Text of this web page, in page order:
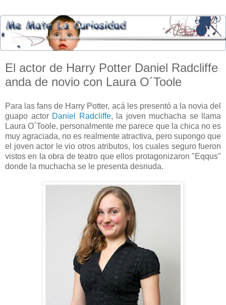
El actor de Harry Potter Daniel Radcliffe
anda de novio con Laura O´Toole
Para las fans de Harry Potter, acá les presentó a la novia del
guapo actor Daniel Radcliffe, la joven muchacha se llama
Laura O´Toole, personalmente me parece que la chica no es
muy agraciada, no es realmente atractiva, pero supongo que
el joven actor le vio otros atributos, los cuales seguro fueron
vistos en la obra de teatro que ellos protagonizaron "Eqqus"
donde la muchacha se le presenta desnuda.